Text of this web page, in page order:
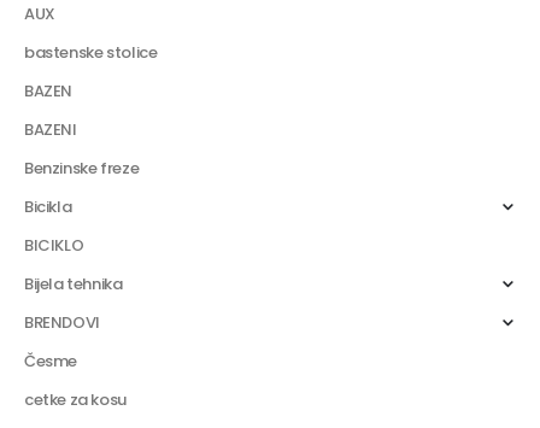
AUX
bastenske stolice
BAZEN
BAZENI
Benzinske freze
Bicikla
BICIKLO
Bijela tehnika
BRENDOVI
Česme
cetke za kosu